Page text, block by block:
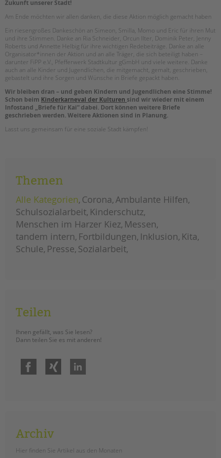
Zukunft unserer Stadt!
Am Ende möchten wir allen danken, die diese Aktion möglich gemacht haben
Ein riesengroßes Dankeschön an Simeon, Smilla, Momo und Eric für ihren Mut
und ihre Stimmen. Danke an Ria Schneider, Orcun Ilter, Dominik Peter, Jenny
Roberts und Annette Helbig für ihre wichtigen Redebeiträge. Danke an alle
Organisator*innen der Aktion und an alle Träger, die sich beteiligt haben –
darunter FiPP e.V., Pfefferwerk Stadtkultur gGmbH und viele weitere. Danke
auch an alle Kinder und Jugendlichen, die mitgemacht, gemalt, geschrieben,
gebastelt und ihre Sorgen und Wünsche in Briefe gepackt haben.
Wir bleiben dran – und geben Kindern und Jugendlichen eine Stimme!
Schon beim Kinderkarneval der Kulturen sind wir wieder mit einem
Infostand „Briefe für Kai“ dabei. Dort können weitere Briefe
geschrieben werden. Weitere Aktionen sind in Planung.
Lasst uns gemeinsam für eine soziale Stadt kämpfen!
Themen
Alle Kategorien Corona Ambulante Hilfen
Schulsozialarbeit Kinderschutz
Menschen im Harzer Kiez Messen
tandem intern Fortbildungen Inklusion Kita
Schule Presse Sozialarbeit
Teilen
Ihnen gefällt, was Sie lesen?
Dann teilen Sie es mit anderen!
Facebook
Archiv
Hier finden Sie Artikel aus den Monaten